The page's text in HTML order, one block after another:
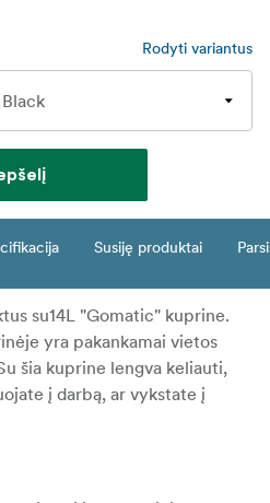
Rodyti variantus
Susiję produktai
su14L "Gomatic" kuprine.
yra pakankamai vietos
šia kuprine lengva keliauti,
į darbą, ar vykstate į